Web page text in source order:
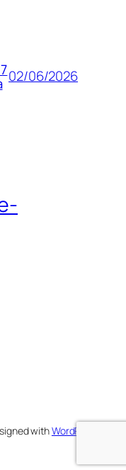
02/06/2026
withWordPress